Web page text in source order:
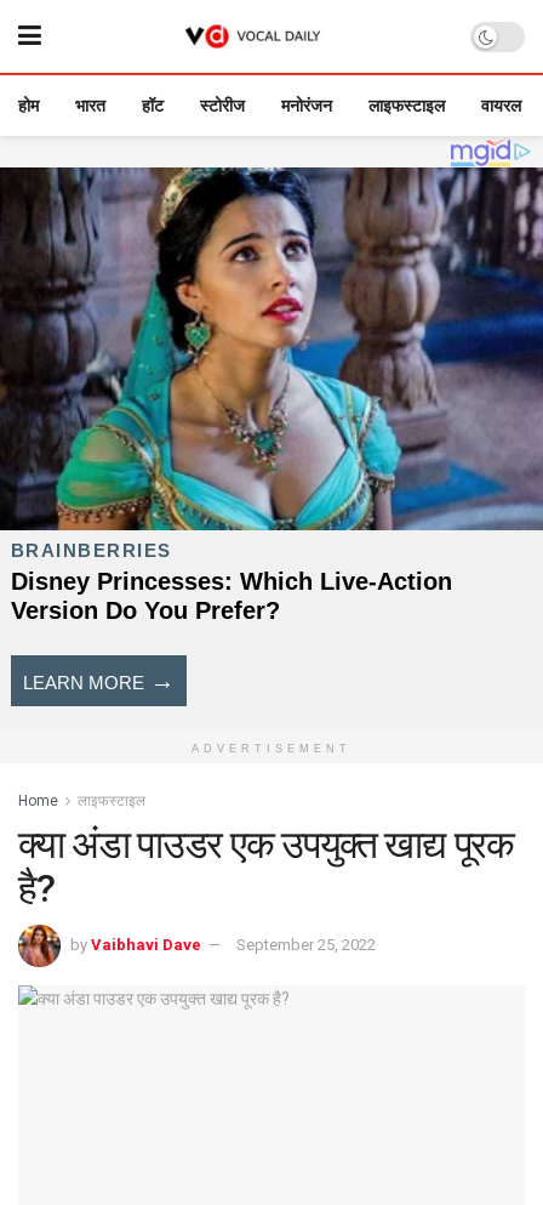
होम भारत हॉट स्टोरीज मनोरंजन लाइफस्टाइल वायरल
ADVERTISEMENT
Home लाइफस्टाइल
क्या अंडा पाउडर एक उपयुक्त खाद्य पूरक
है?
by Vaibhavi Dave September 25, 2022